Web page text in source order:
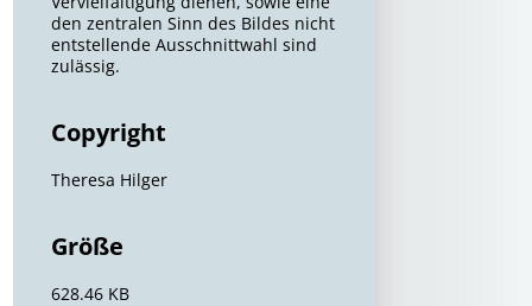
den zentralen Sinn des Bildes nicht
entstellende Ausschnittwahl sind
zulässig.
Copyright
Theresa Hilger
Größe
628.46 KB